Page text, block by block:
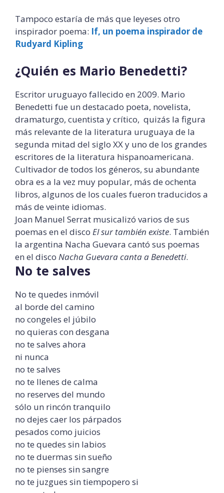
Tampoco estaría de más que leyeses otro
inspirador poema: If, un poema inspirador de
Rudyard Kipling
¿Quién es Mario Benedetti?
Escritor uruguayo fallecido en 2009. Mario
Benedetti fue un destacado poeta, novelista,
dramaturgo, cuentista y crítico, quizás la figura
más relevante de la literatura uruguaya de la
segunda mitad del siglo XX y uno de los grandes
escritores de la literatura hispanoamericana.
Cultivador de todos los géneros, su abundante
obra es a la vez muy popular, más de ochenta
libros, algunos de los cuales fueron traducidos a
más de veinte idiomas.
Joan Manuel Serrat musicalizó varios de sus
poemas en el disco El sur también existe. También
la argentina Nacha Guevara cantó sus poemas
en el disco Nacha Guevara canta a Benedetti.
No te salves
No te quedes inmóvil
al borde del camino
no congeles el júbilo
no quieras con desgana
no te salves ahora
ni nunca
no te salves
no te llenes de calma
no reserves del mundo
sólo un rincón tranquilo
no dejes caer los párpados
pesados como juicios
no te quedes sin labios
no te duermas sin sueño
no te pienses sin sangre
no te juzgues sin tiempopero si